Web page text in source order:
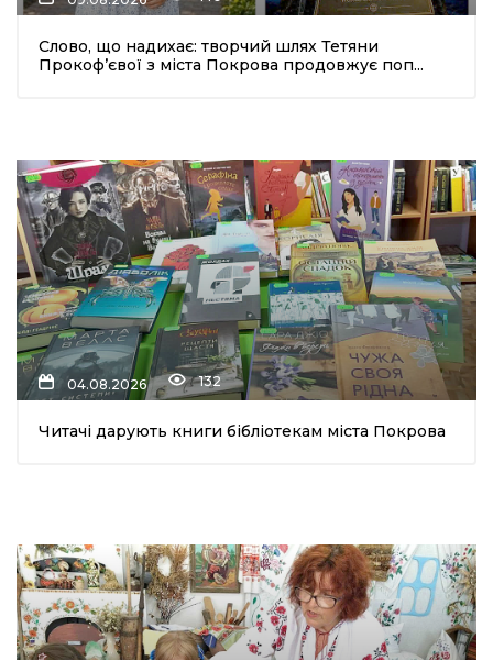
Слово, що надихає: творчий шлях Тетяни
Прокоф’євої з міста Покрова продовжує поп...
04.08.2026 132
Читачі дарують книги бібліотекам міста Покрова